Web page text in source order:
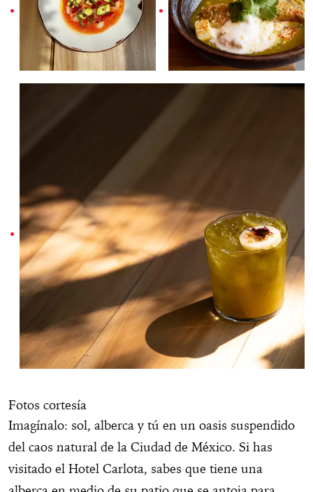
Fotos cortesía
Imagínalo: sol, alberca y tú en un oasis suspendido
del caos natural de la Ciudad de México. Si has
visitado el Hotel Carlota, sabes que tiene una